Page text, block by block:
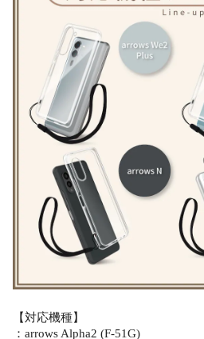
【対応機種】
：arrows Alpha2 (F-51G)